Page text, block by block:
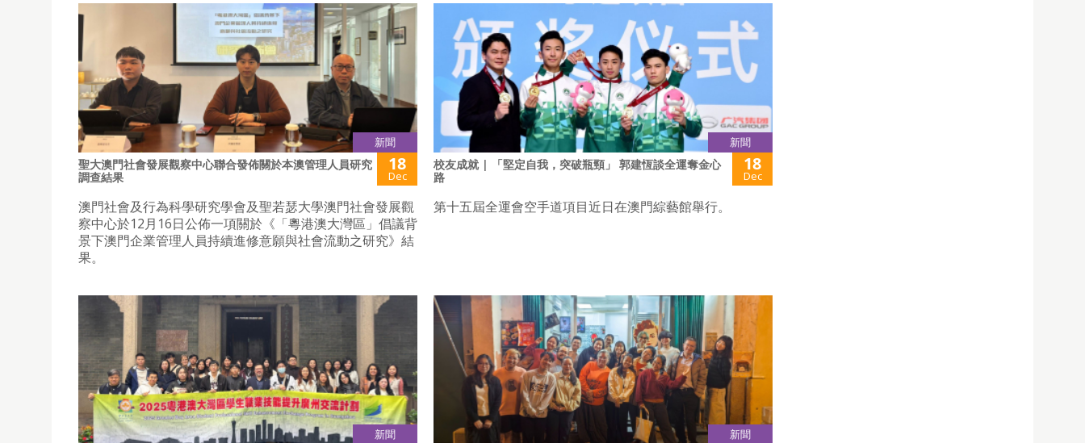
新聞
聖大澳門社會發展觀察中心聯合發佈關於本澳管理人員研究
調查結果
18
Dec
澳門社會及行為科學研究學會及聖若瑟大學澳門社會發展觀
察中心於12月16日公佈一項關於《「粵港澳大灣區」倡議背
景下澳門企業管理人員持續進修意願與社會流動之研究》結
果。
新聞
校友成就 | 「堅定自我，突破瓶頸」 郭建恆談全運奪金心
路
18
Dec
第十五屆全運會空手道項目近日在澳門綜藝館舉行。
新聞 新聞